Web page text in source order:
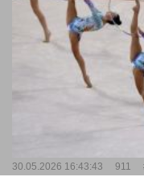
30.05.2026 16:43:43 911